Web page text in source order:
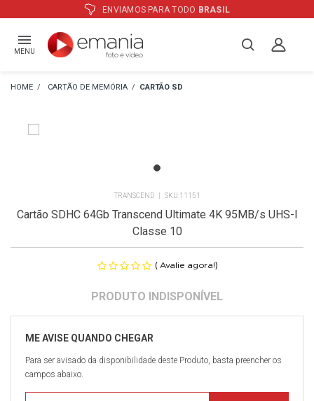
ENVIAMOS PARA TODO BRASIL
MENU
CARTÃO DE MEMÓRIA CARTÃO SD
TRANSCEND 11151
Cartão SDHC 64Gb Transcend Ultimate 4K 95MB/s UHS-I
Classe 10
( Avalie agora!)
Para ser avisado da disponibilidade deste Produto, basta preencher os
campos abaixo.